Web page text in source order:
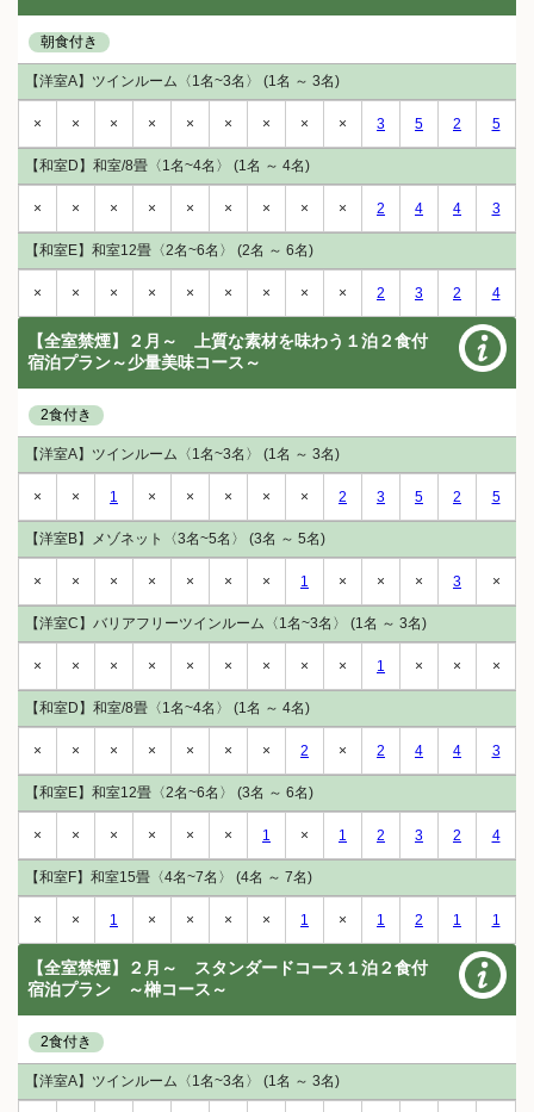
朝食付き
【洋室A】ツインルーム〈1名~3名〉 (1名 ～ 3名)
× × × × × × × × × 3 5 2 5
【和室D】和室/8畳〈1名~4名〉 (1名 ～ 4名)
× × × × × × × × × 2 4 4 3
【和室E】和室12畳〈2名~6名〉 (2名 ～ 6名)
× × × × × × × × × 2 3 2 4
【全室禁煙】２月～ 上質な素材を味わう１泊２食付
宿泊プラン～少量美味コース～
2食付き
【洋室A】ツインルーム〈1名~3名〉 (1名 ～ 3名)
× × 1 × × × × × 2 3 5 2 5
【洋室B】メゾネット〈3名~5名〉 (3名 ～ 5名)
× × × × × × × 1 × × × 3 ×
【洋室C】バリアフリーツインルーム〈1名~3名〉 (1名 ～ 3名)
× × × × × × × × × 1 × × ×
【和室D】和室/8畳〈1名~4名〉 (1名 ～ 4名)
× × × × × × × 2 × 2 4 4 3
【和室E】和室12畳〈2名~6名〉 (3名 ～ 6名)
× × × × × × 1 × 1 2 3 2 4
【和室F】和室15畳〈4名~7名〉 (4名 ～ 7名)
× × 1 × × × × 1 × 1 2 1 1
【全室禁煙】２月～ スタンダードコース１泊２食付
宿泊プラン ～榊コース～
2食付き
【洋室A】ツインルーム〈1名~3名〉 (1名 ～ 3名)